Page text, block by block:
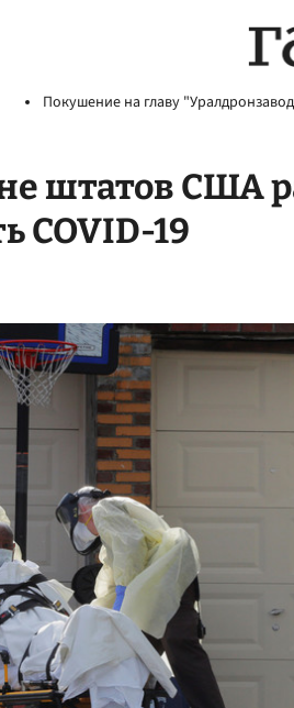
Покушение на главу
штатов США
COVID-19